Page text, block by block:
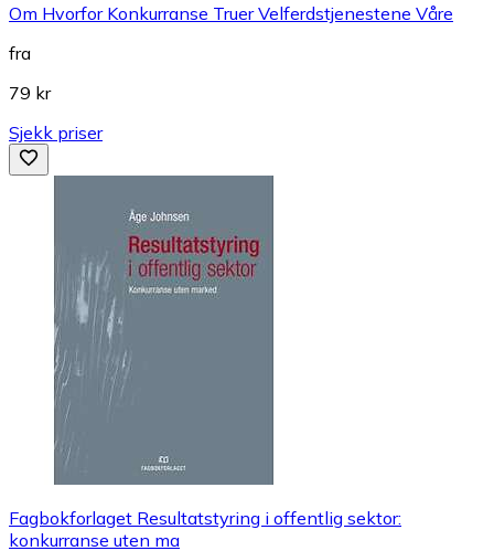
Om Hvorfor Konkurranse Truer Velferdstjenestene Våre
fra
79 kr
Sjekk priser
Fagbokforlaget Resultatstyring i offentlig sektor:
konkurranse uten ma